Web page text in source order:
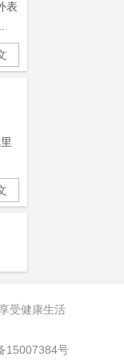
表
受健康生活
15007384号